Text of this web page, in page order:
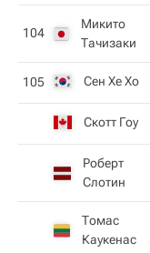
104
Микито
Тачизаки
105 Сен Хе Хо
Скотт Гоу
Роберт
Слотин
Томас
Каукенас